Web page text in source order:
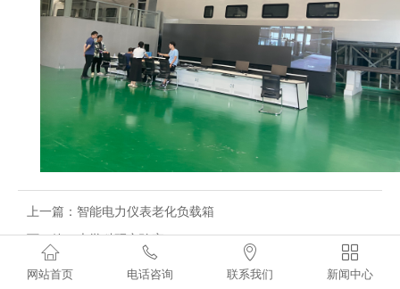
上一篇： 智能电力仪表老化负载箱
下一篇：大学科研实验室
©2021-2031 EMAX All Right Reserved.

网站首页

电话咨询

联系我们

新闻中心